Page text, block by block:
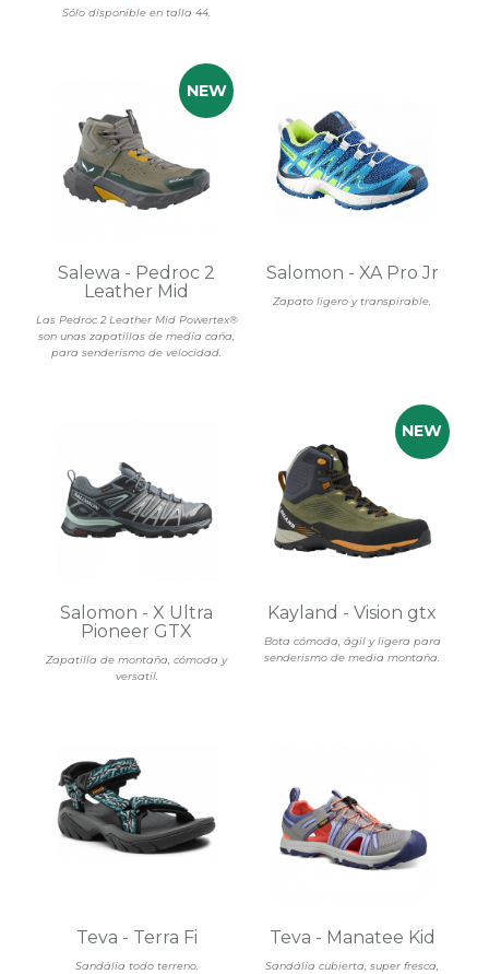
Sólo disponible en talla 44.
Las Pedroc 2 Leather Mid Powertex®
son unas zapatillas de media caña,
para senderismo de velocidad.
Salewa - Pedroc 2
Leather Mid
Zapato ligero y transpirable.
Salomon - XA Pro Jr
Zapatilla de montaña, cómoda y
versatil.
Salomon - X Ultra
Pioneer GTX
Bota cómoda, ágil y ligera para
senderismo de media montaña.
Kayland - Vision gtx
Sandália todo terreno.
Teva - Terra Fi
Sandália cubierta, super fresca,
Teva - Manatee Kid